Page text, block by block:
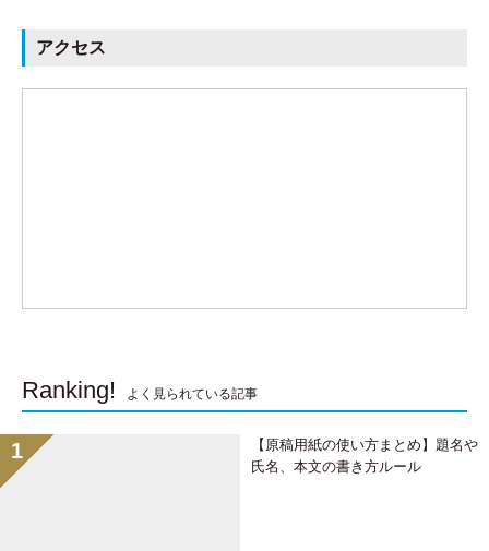
アクセス
Ranking! よく見られている記事
【原稿用紙の使い方まとめ】題名や
氏名、本文の書き方ルール